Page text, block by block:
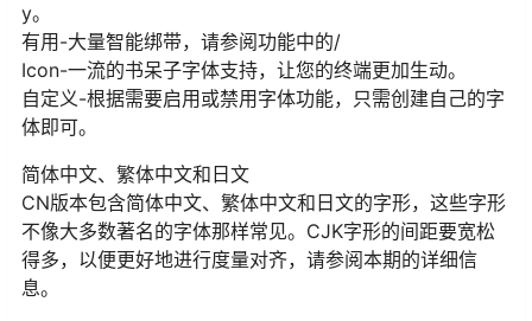
y。
有用-大量智能绑带，请参阅功能中的/
Icon-一流的书呆子字体支持，让您的终端更加生动。
自定义-根据需要启用或禁用字体功能，只需创建自己的字
体即可。
简体中文、繁体中文和日文
CN版本包含简体中文、繁体中文和日文的字形，这些字形
不像大多数著名的字体那样常见。CJK字形的间距要宽松
得多，以便更好地进行度量对齐，请参阅本期的详细信
息。